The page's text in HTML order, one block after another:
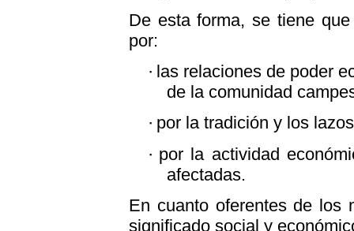
De esta forma, se tiene
por:
· las relaciones de poder
de la comunidad
· por la tradición y los
· por la actividad
afectadas.
En cuanto oferentes de los
significado social y